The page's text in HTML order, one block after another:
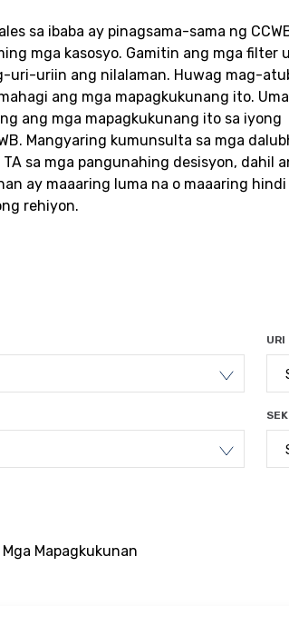
sa ibaba ay pinagsama-sama ng
mga kasosyo. Gamitin ang mga filter
uri-uriin ang nilalaman. Huwag mag-
ang mga mapagkukunang ito.
ang mga mapagkukunang ito sa iyong
Mangyaring kumunsulta sa mga
sa mga pangunahing desisyon, dahil
ay maaaring luma na o maaaring hindi
rehiyon.
URI
Mapagkukunan